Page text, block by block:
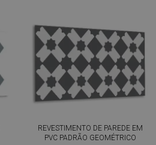
REVESTIMENTO DE PAREDE EM
PVC PADRÃO GEOMÉTRICO